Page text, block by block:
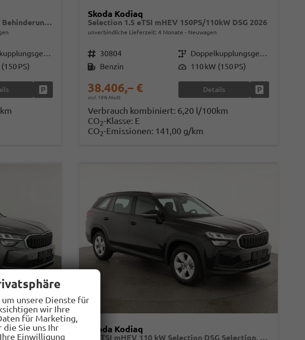
Selection Angebot f. Menschen mit Behinderung 100%! 2.0 TDI 150PS DSG, 17" Alu, Parksensoren v/h, Rückfahrkamera, 3-Zonen-Climatronic, SunSet, Sitzheizung, Side Assist, Fernlicht-Assist, Tempomat, Infotainment 10" + Smartlink, Virtual Cockpit, M-Leder
Doppelkupplungsgetriebe (DSG)
PS)
Fahrzeug parken
Skoda Kodiaq
Selection 1.5 eTSI mHEV 150PS/110kW DSG 2026
unverbindliche Lieferzeit: 4 Monate Neuwagen
Fahrzeugnr. 30804 Getriebe
Doppelkupplungsgetriebe (DSG)
Kraftstoff Benzin Leistung 110 kW (150 PS)
38.406,– €
incl. 19% MwSt.
Details
Verbrauch kombiniert: 6,20 l/100km
CO2-Klasse: E
CO2-Emissionen: 141,00 g/km
1.5 TSI mHEV 110 kW Selection DSG Selection, AHK, Navi, Side, Kamera, Winter, 4 J.- Garantie
Skoda Kodiaq
1.5 TSI mHEV 110 kW Selection DSG Selection, AHK, Navi, Side, Kamera, Winter, 4 J.- Garantie
unsere Dienste für
wir Ihre
für Marketing,
die Sie uns Ihr
Einwilligung